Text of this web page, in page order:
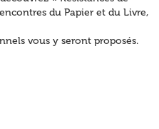
du Papier et du Livre,
vous y seront proposés.